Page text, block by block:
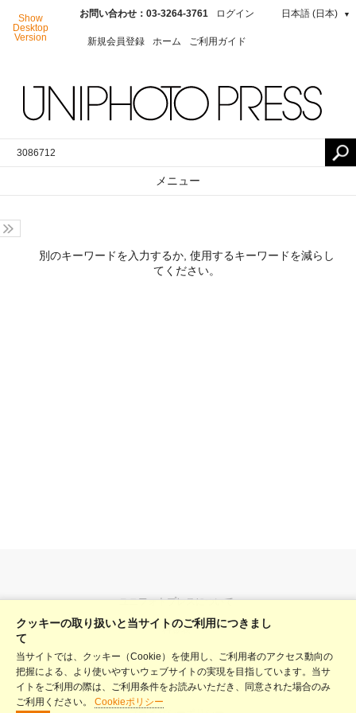
Show
Desktop
Version
お問い合わせ：03-3264-3761 ログイン
新規会員登録 ホーム ご利用ガイド
日本語 (日本) ▼
メニュー
別のキーワードを入力するか, 使用するキーワードを減らし
てください。
ユニフォトプレスについて
料金表
ヘルプ
利用規約
クッキーの取り扱いと当サイトのご利用につきまし
て
当サイトでは、クッキー（Cookie）を使用し、ご利用者のアクセス動向の
把握による、より使いやすいウェブサイトの実現を目指しています。当サ
イトをご利用の際は、ご利用条件をお読みいただき、同意された場合のみ
ご利用ください。 Cookieポリシー